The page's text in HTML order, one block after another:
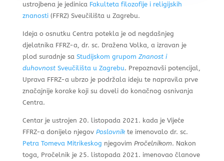
ustrojbena je jedinica Fakulteta filozofije i religijskih
znanosti(FFRZ) Sveučilišta u Zagrebu.
Ideja o osnutku Centra potekla je od negdašnjeg
djelatnika FFRZ-a, dr. sc. Dražena Volka, a izravan je
plod suradnje sa Studijskom grupom Znanost i
duhovnostSveučilišta u Zagrebu. Prepoznavši potencijal,
Uprava FFRZ-a ubrzo je podržala ideju te napravila prve
značajnije korake koji su doveli do konačnog osnivanja
Centra.
Centar je ustrojen 20. listopada 2021. kada je Vijeće
FFRZ-a donijelo njegov Poslovnikte imenovalo dr. sc.
Petra Tomeva Mitrikeskog njegovim Pročelnikom. Nakon
toga, Pročelnik je 25. listopada 2021. imenovao članove